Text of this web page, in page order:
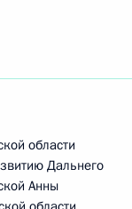
области
Дальнего
Анны